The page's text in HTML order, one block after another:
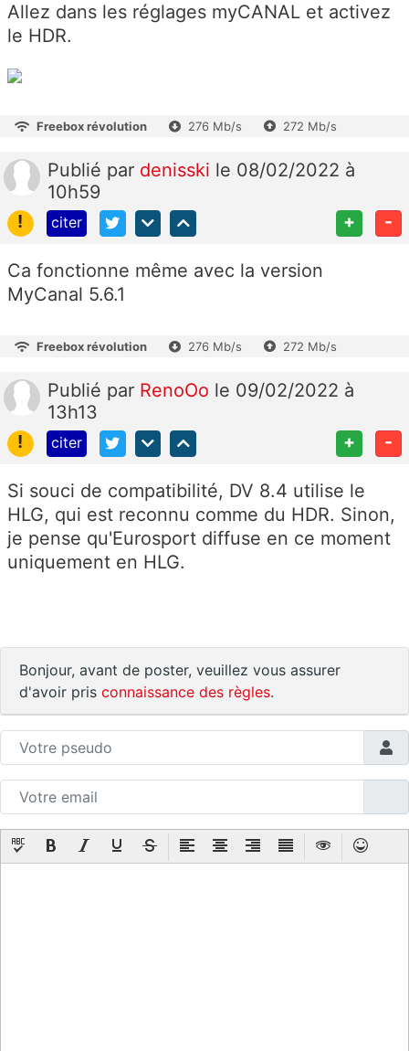
Allez dans les réglages myCANAL et activez
le HDR.
Freebox révolution 276 Mb/s 272 Mb/s
Publié par denisski le 08/02/2022 à
10h59
!
citer + -
Ca fonctionne même avec la version
MyCanal 5.6.1
Freebox révolution 276 Mb/s 272 Mb/s
Publié par RenoOo le 09/02/2022 à
13h13
!
citer + -
Si souci de compatibilité, DV 8.4 utilise le
HLG, qui est reconnu comme du HDR. Sinon,
je pense qu'Eurosport diffuse en ce moment
uniquement en HLG.
Bonjour, avant de poster, veuillez vous assurer
d'avoir pris connaissance des règles.